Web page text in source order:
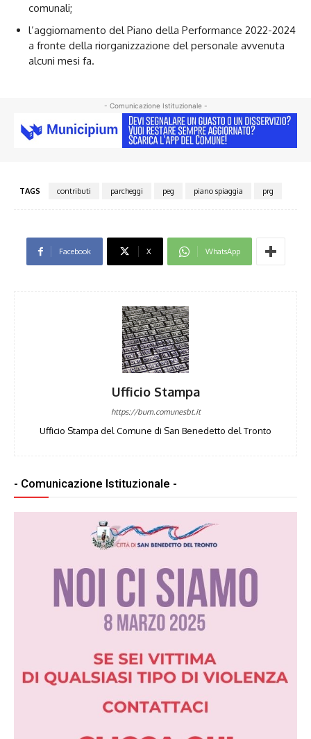
comunali;
l’aggiornamento del Piano della Performance 2022-2024
a fronte della riorganizzazione del personale avvenuta
alcuni mesi fa.
- Comunicazione Istituzionale -
TAGS contributi parcheggi peg piano spiaggia prg
Facebook X WhatsApp
Ufficio Stampa
https://bum.comunesbt.it
Ufficio Stampa del Comune di San Benedetto del Tronto
- Comunicazione Istituzionale -